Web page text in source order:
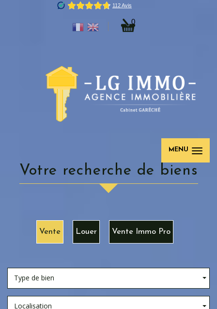
0
MENU
votre recherche de biens
Vente Louer Vente Immo Pro
Type de bien
Localisation